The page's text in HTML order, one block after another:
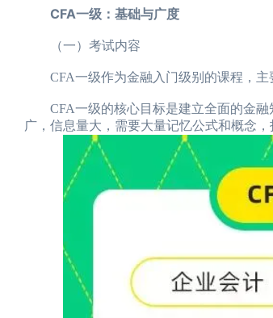
CFA一级：基础与广度
（一）考试内容
CFA一级作为金融入门级别的课程，主
CFA一级的核心目标是建立全面的金融
广，信息量大，需要大量记忆公式和概念，